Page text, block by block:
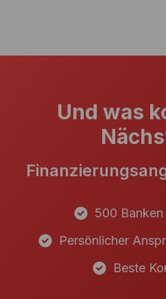
Und was
500
Persönlicher
Beste